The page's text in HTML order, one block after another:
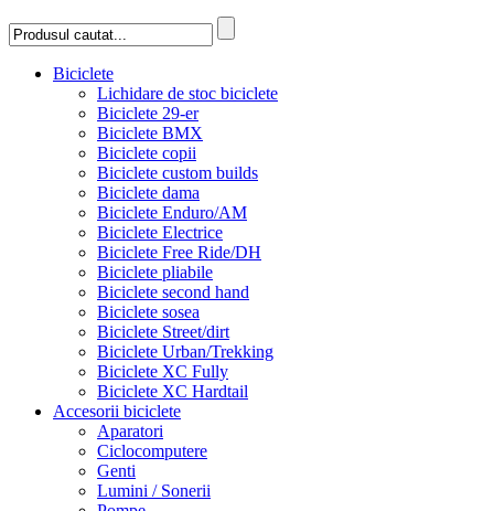
Biciclete
Lichidare de stoc biciclete
Biciclete 29-er
Biciclete BMX
Biciclete copii
Biciclete custom builds
Biciclete dama
Biciclete Enduro/AM
Biciclete Electrice
Biciclete Free Ride/DH
Biciclete pliabile
Biciclete second hand
Biciclete sosea
Biciclete Street/dirt
Biciclete Urban/Trekking
Biciclete XC Fully
Biciclete XC Hardtail
Accesorii biciclete
Aparatori
Ciclocomputere
Genti
Lumini / Sonerii